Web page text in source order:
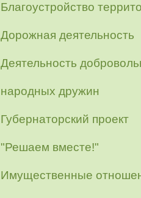
Благоустройство
Дорожная деятельность
Деятельность
народных дружин
Губернаторский проект
"Решаем вместе!"
Имущественные